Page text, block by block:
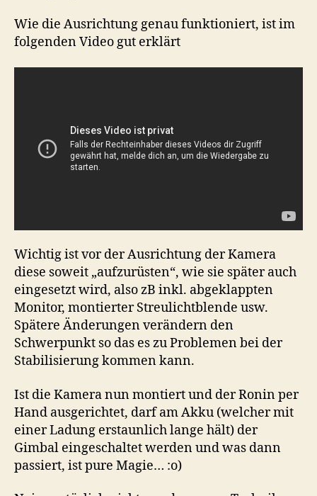
Wie die Ausrichtung genau funktioniert, ist im
folgenden Video gut erklärt
Wichtig ist vor der Ausrichtung der Kamera
diese soweit „aufzurüsten“, wie sie später auch
eingesetzt wird, also zB inkl. abgeklappten
Monitor, montierter Streulichtblende usw.
Spätere Änderungen verändern den
Schwerpunkt so das es zu Problemen bei der
Stabilisierung kommen kann.
Ist die Kamera nun montiert und der Ronin per
Hand ausgerichtet, darf am Akku (welcher mit
einer Ladung erstaunlich lange hält) der
Gimbal eingeschaltet werden und was dann
passiert, ist pure Magie… :o)